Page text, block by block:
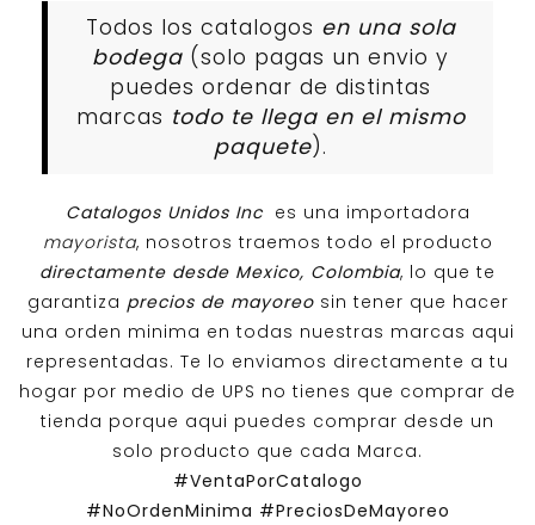
Todos los catalogos en una sola
bodega (solo pagas un envio y
puedes ordenar de distintas
marcas todo te llega en el mismo
paquete).
Catalogos Unidos Inc es una importadora
mayorista, nosotros traemos todo el producto
directamente desde Mexico, Colombia, lo que te
garantiza precios de mayoreosin tener que hacer
una orden minima en todas nuestras marcas aqui
representadas. Te lo enviamos directamente a tu
hogar por medio de UPS no tienes que comprar de
tienda porque aqui puedes comprar desde un
solo producto que cada Marca.
#VentaPorCatalogo
#NoOrdenMinima #PreciosDeMayoreo